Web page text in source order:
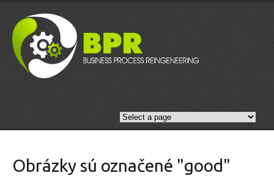
Obrázky sú označené "good"